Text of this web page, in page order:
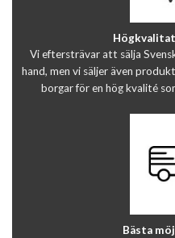
Vi eftersträvar att sälja
hand, men vi säljer även
borgar för en hög kvalité
Bästa